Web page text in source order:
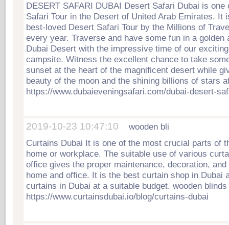
DESERT SAFARI DUBAI Desert Safari Dubai is
Safari Tour in the Desert of United Arab Emirates. It
best-loved Desert Safari Tour by the Millions of
every year. Traverse and have some fun in a golden
Dubai Desert with the impressive time of our
campsite. Witness the excellent chance to take
sunset at the heart of the magnificent desert while
beauty of the moon and the shining billions of stars
https://www.dubaieveningsafari.com/dubai-desert-
2019-10-23 10:47:10 wooden bli
Curtains Dubai It is one of the most crucial parts of
home or workplace. The suitable use of various
office gives the proper maintenance, decoration,
home and office. It is the best curtain shop in Dubai
curtains in Dubai at a suitable budget. wooden blinds
https://www.curtainsdubai.io/blog/curtains-dubai